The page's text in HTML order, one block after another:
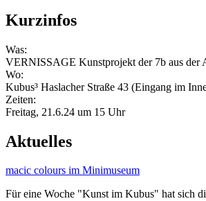
Kurzinfos
Was:
VERNISSAGE Kunstprojekt der 7b aus der
Wo:
Kubus³ Haslacher Straße 43 (Eingang im
Zeiten:
Freitag, 21.6.24 um 15 Uhr
Aktuelles
macic colours im Minimuseum
Für eine Woche "Kunst im Kubus" hat sich